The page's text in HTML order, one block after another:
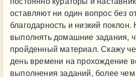
оставляют ни один вопрос без
благодарность и низкий
выполнять домашние задания,
пройденный материал. Скажу
день времени на прохождение
выполнения заданий, более чем